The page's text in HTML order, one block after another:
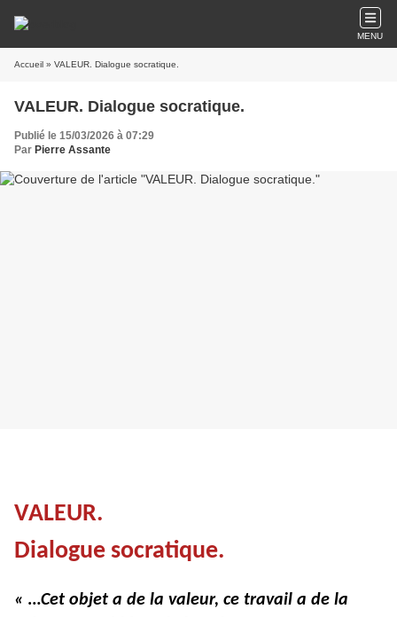
MENU
Accueil » VALEUR. Dialogue socratique.
VALEUR. Dialogue socratique.
Publié le 15/03/2026 à 07:29
Par Pierre Assante
VALEUR.
Dialogue socratique.
« …Cet objet a de la valeur, ce travail a de la